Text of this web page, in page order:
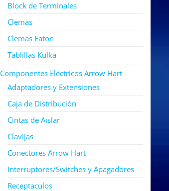
Block de Terminales
Clemas
Clemas Eaton
Tablillas Kulka
Componentes Eléctricos Arrow Hart
Adaptadores y Extensiones
Caja de Distribución
Cintas de Aislar
Clavijas
Conectores Arrow Hart
Interruptores/Switches y Apagadores
Receptaculos